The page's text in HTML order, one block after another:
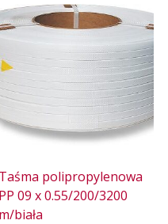
Taśma polipropylenowa
PP 09 x 0.55/200/3200
m/biała